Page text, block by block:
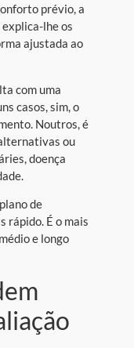
prévio, a
lhe os
ajustada ao
com uma
casos, sim, o
Noutros, é
ou
doença
de
rápido. É o mais
e longo